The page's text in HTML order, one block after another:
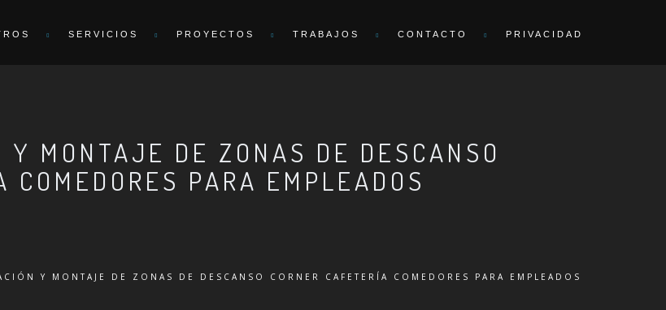
SERVICIOS PROYECTOS TRABAJOS CONTACTO PRIVACIDAD
Y MONTAJE DE ZONAS DE DESCANSO
COMEDORES PARA EMPLEADOS
Y MONTAJE DE ZONAS DE DESCANSO CORNER CAFETERÍA COMEDORES PARA EMPLEADOS